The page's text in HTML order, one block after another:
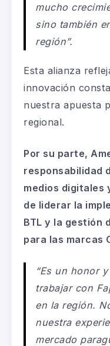
mucho
sino también
región”.
Esta alianza
innovación
nuestra apuesta
regional.
Por su parte,
responsabilidad
medios digitales
de liderar la
BTL y la gestión
para las marcas
“Es un honor
trabajar con
en la región.
nuestra
mercado